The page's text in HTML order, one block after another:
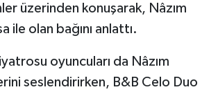
üzerinden konuşarak, Nâzım
ile olan bağını anlattı.
oyuncuları da Nâzım
seslendirirken, B&B Celo Duo